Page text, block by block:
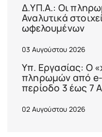
Δ.ΥΠ.Α.: Οι
Αναλυτικά
ωφελουμένων
03 Αυγούστου 2026
Υπ. Εργασίας: Ο
πληρωμών από
περίοδο 3 έως 7
02 Αυγούστου 2026